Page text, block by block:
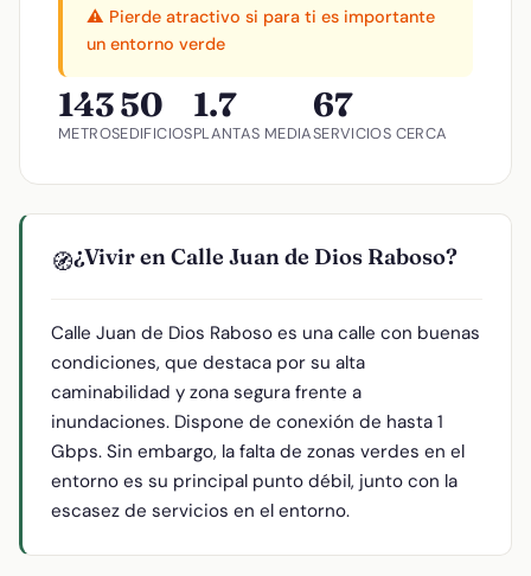
⚠️ Pierde atractivo si para ti es importante
un entorno verde
143
METROS
50
EDIFICIOS
1.7
PLANTAS MEDIA
67
SERVICIOS CERCA
🧭¿Vivir en Calle Juan de Dios Raboso?
Calle Juan de Dios Raboso es una calle con buenas
condiciones, que destaca por su alta
caminabilidad y zona segura frente a
inundaciones. Dispone de conexión de hasta 1
Gbps. Sin embargo, la falta de zonas verdes en el
entorno es su principal punto débil, junto con la
escasez de servicios en el entorno.